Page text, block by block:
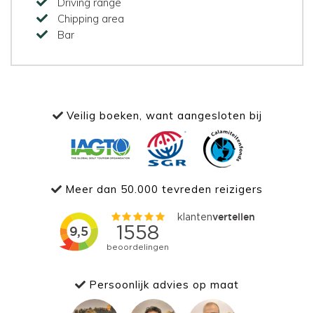
Chipping area
Bar
Veilig boeken, want aangesloten bij
Meer dan 50.000 tevreden reizigers
Persoonlijk advies op maat